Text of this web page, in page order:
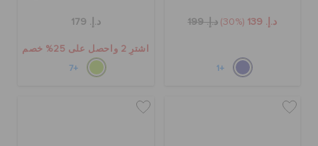
د.إ. 139 (30%) د.إ. 199
+1
د.إ. 179
اشترِ 2 واحصل على 25% خصم
+7